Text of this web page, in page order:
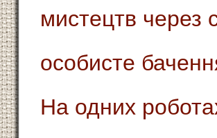
мистецтв через
особисте
На одних